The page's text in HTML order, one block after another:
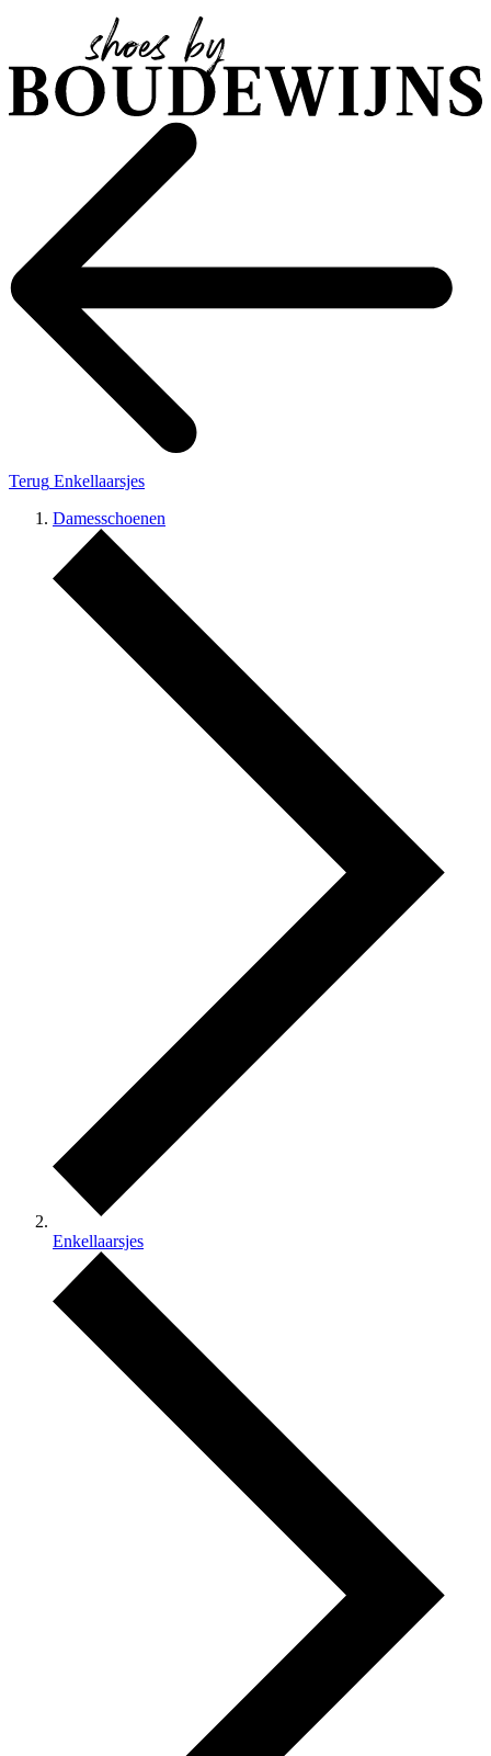
Terug Enkellaarsjes
Damesschoenen
Enkellaarsjes